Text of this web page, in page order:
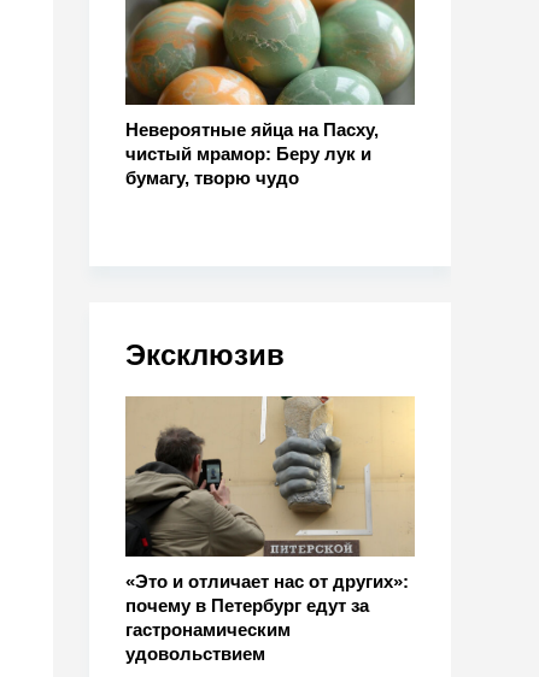
Невероятные яйца на Пасху,
чистый мрамор: Беру лук и
бумагу, творю чудо
Эксклюзив
«Это и отличает нас от других»:
почему в Петербург едут за
гастронамическим
удовольствием